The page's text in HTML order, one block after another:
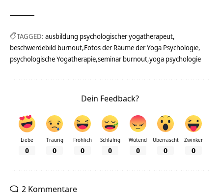
TAGGED: ausbildung psychologischer yogatherapeut
beschwerdebild burnout Fotos der Räume der Yoga Psychologie
psychologische Yogatherapie seminar burnout yoga psychologie
Dein Feedback?
Liebe
0
Traurig
0
Fröhlich
0
Schläfrig
0
Wütend
0
Überrascht
0
Zwinker
0
2 Kommentare